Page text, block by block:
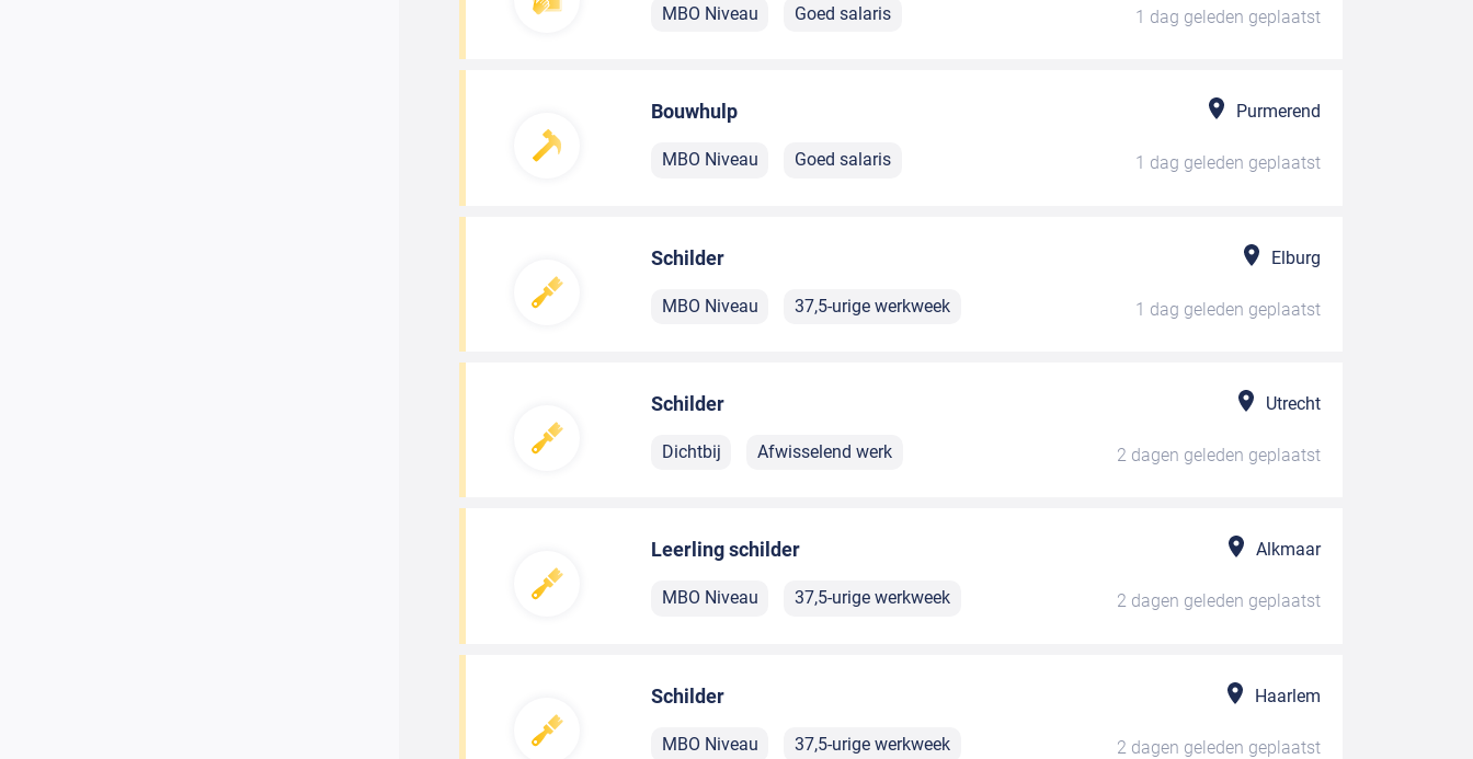
MBO Niveau Goed salaris 1 dag geleden geplaatst
Bouwhulp Purmerend
MBO Niveau Goed salaris 1 dag geleden geplaatst
Schilder Elburg
MBO Niveau 37,5-urige werkweek 1 dag geleden geplaatst
Schilder Utrecht
Dichtbij Afwisselend werk 2 dagen geleden geplaatst
Leerling schilder Alkmaar
MBO Niveau 37,5-urige werkweek 2 dagen geleden geplaatst
Schilder Haarlem
MBO Niveau 37,5-urige werkweek 2 dagen geleden geplaatst